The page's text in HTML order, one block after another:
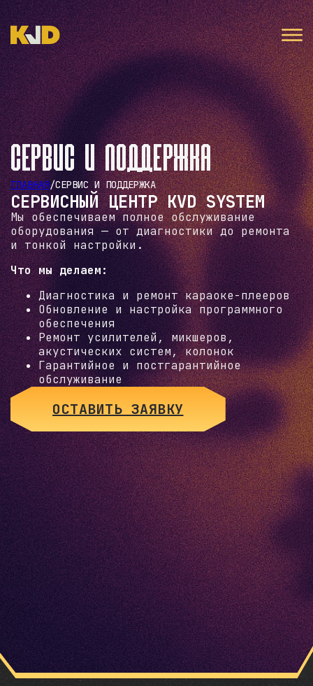
Сервис и поддержка
ГЛАВНАЯ/СЕРВИС И ПОДДЕРЖКА
СЕРВИСНЫЙ ЦЕНТР KVD SYSTEM
Мы обеспечиваем полное обслуживание
оборудования — от диагностики до ремонта
и тонкой настройки.
Что мы делаем:
Диагностика и ремонт караоке-плееров
Обновление и настройка программного
обеспечения
Ремонт усилителей, микшеров,
акустических систем, колонок
Гарантийное и постгарантийное
обслуживание
ОСТАВИТЬ ЗАЯВКУ